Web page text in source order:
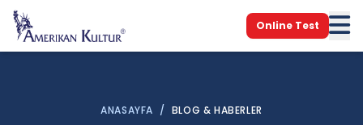
Online Test
ANASAYFA / BLOG & HABERLER